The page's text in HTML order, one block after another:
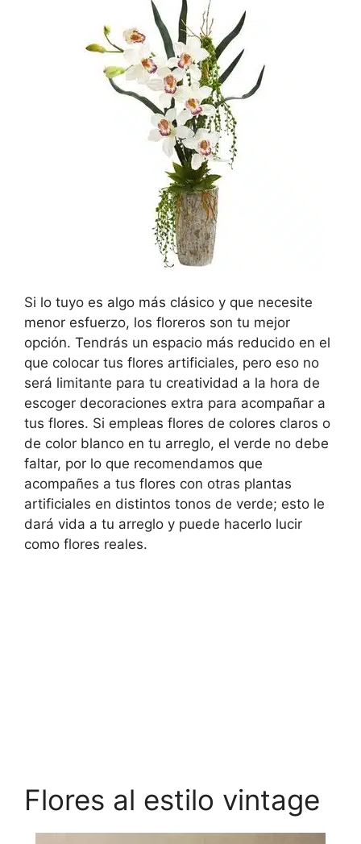
Si lo tuyo es algo más clásico y que necesite
menor esfuerzo, los floreros son tu mejor
opción. Tendrás un espacio más reducido en el
que colocar tus flores artificiales, pero eso no
será limitante para tu creatividad a la hora de
escoger decoraciones extra para acompañar a
tus flores. Si empleas flores de colores claros o
de color blanco en tu arreglo, el verde no debe
faltar, por lo que recomendamos que
acompañes a tus flores con otras plantas
artificiales en distintos tonos de verde; esto le
dará vida a tu arreglo y puede hacerlo lucir
como flores reales.
Flores al estilo vintage